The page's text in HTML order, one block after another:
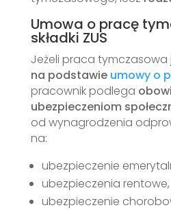
Umowa o pracę
składki ZUS
Jeżeli praca
na podstawie umowy o
pracownik podlega
ubezpieczeniom
od wynagrodzenia
na:
ubezpieczenie
ubezpieczenia rentowe,
ubezpieczenie